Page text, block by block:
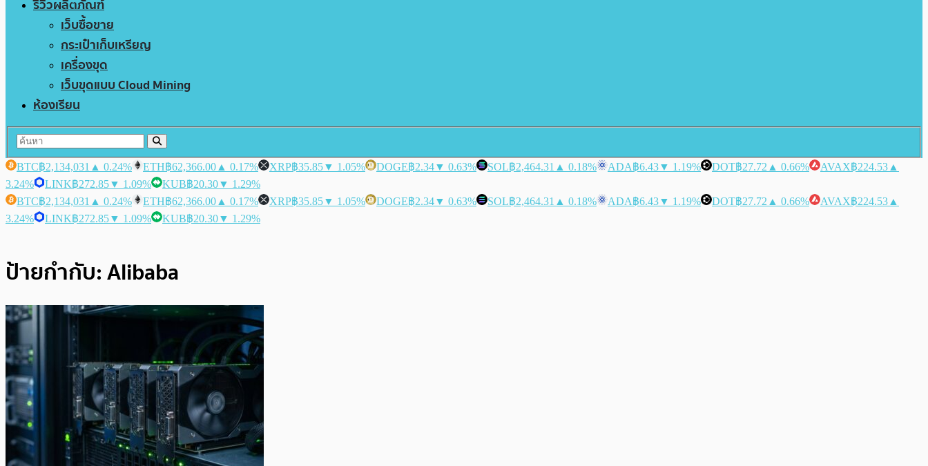
รีวิวผลิตภัณฑ์
เว็บซื้อขาย
กระเป๋าเก็บเหรียญ
เครื่องขุด
เว็บขุดแบบ Cloud Mining
ห้องเรียน
BTC฿2,134,031 ▲ 0.24% ETH฿62,366.00 ▲ 0.17% XRP฿35.85▼ 1.05% DOGE฿2.34▼ 0.63% SOL฿2,464.31 ▲ 0.18% ADA฿6.43▼ 1.19% DOT฿27.72 ▲ 0.66% AVAX฿224.53 ▲
3.24%
LINK฿272.85▼ 1.09% KUB฿20.30▼ 1.29%
BTC฿2,134,031 ▲ 0.24% ETH฿62,366.00 ▲ 0.17% XRP฿35.85▼ 1.05% DOGE฿2.34▼ 0.63% SOL฿2,464.31 ▲ 0.18% ADA฿6.43▼ 1.19% DOT฿27.72 ▲ 0.66% AVAX฿224.53 ▲
3.24%
LINK฿272.85▼ 1.09% KUB฿20.30▼ 1.29%
ป้ายกำกับ:Alibaba